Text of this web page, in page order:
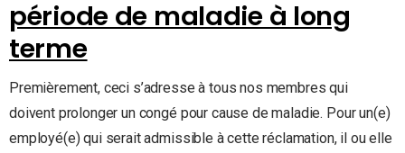
période de maladie à long
terme
Premièrement, ceci s’adresse à tous nos membres qui
doivent prolonger un congé pour cause de maladie. Pour un(e)
employé(e) qui serait admissible à cette réclamation, il ou elle